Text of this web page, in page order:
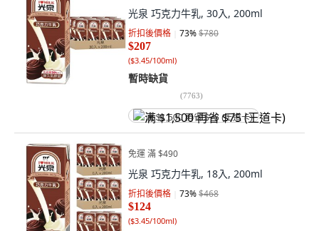
光泉 巧克力牛乳, 30入, 200ml
折扣後價格 73%$780
$207
($3.45/100ml)
暫時缺貨
(7763)
满 $1,500 再省 $75 (王道卡)
免運 滿 $490
光泉 巧克力牛乳, 18入, 200ml
折扣後價格 73%$468
$124
($3.45/100ml)